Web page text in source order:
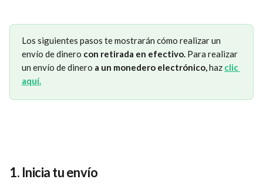
Los siguientes pasos te mostrarán cómo realizar un
envío de dinero con retirada en efectivo. Para realizar
un envío de dinero a un monedero electrónico, haz clic
aquí.
1. Inicia tu envío